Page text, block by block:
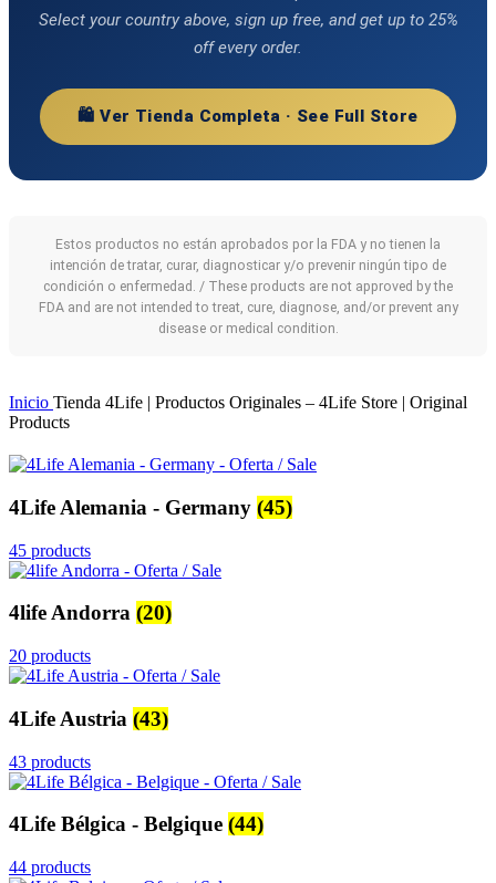
Select your country above, sign up free, and get up to 25%
off every order.
🛍️ Ver Tienda Completa · See Full Store
Estos productos no están aprobados por la FDA y no tienen la
intención de tratar, curar, diagnosticar y/o prevenir ningún tipo de
condición o enfermedad. / These products are not approved by the
FDA and are not intended to treat, cure, diagnose, and/or prevent any
disease or medical condition.
Inicio Tienda 4Life | Productos Originales – 4Life Store | Original
Products
4Life Alemania - Germany (45)
45 products
4life Andorra (20)
20 products
4Life Austria (43)
43 products
4Life Bélgica - Belgique (44)
44 products